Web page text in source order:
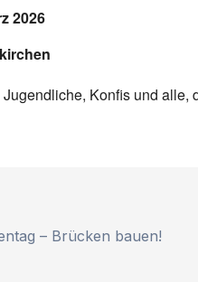
2026
Konfis und alle,
– Brücken bauen!